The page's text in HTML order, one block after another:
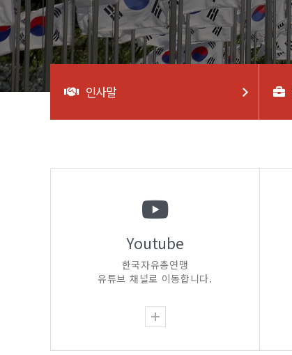
인사말
Youtube
한국자유총연맹
유튜브 채널로 이동합니다.